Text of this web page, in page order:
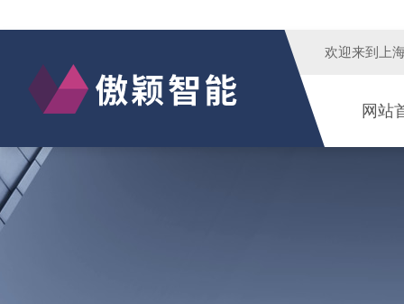
欢迎来到 上
网站